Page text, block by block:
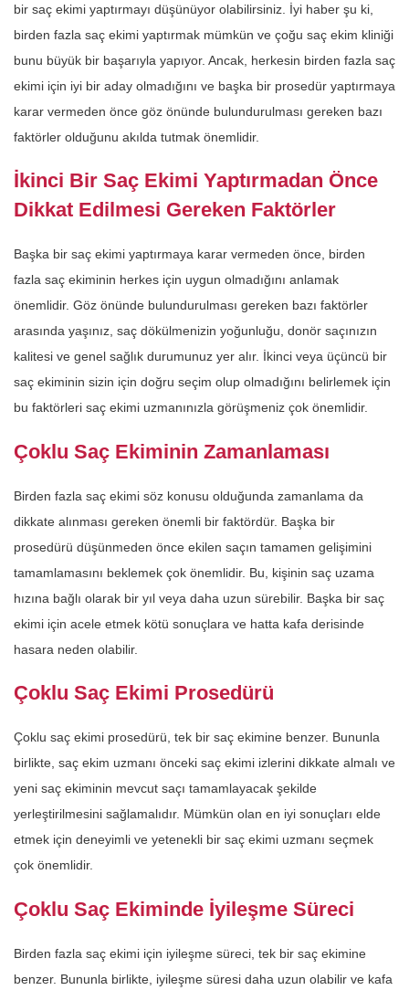
bir saç ekimi yaptırmayı düşünüyor olabilirsiniz. İyi haber şu ki,
birden fazla saç ekimi yaptırmak mümkün ve çoğu saç ekim kliniği
bunu büyük bir başarıyla yapıyor. Ancak, herkesin birden fazla saç
ekimi için iyi bir aday olmadığını ve başka bir prosedür yaptırmaya
karar vermeden önce göz önünde bulundurulması gereken bazı
faktörler olduğunu akılda tutmak önemlidir.
İkinci Bir Saç Ekimi Yaptırmadan Önce
Dikkat Edilmesi Gereken Faktörler
Başka bir saç ekimi yaptırmaya karar vermeden önce, birden
fazla saç ekiminin herkes için uygun olmadığını anlamak
önemlidir. Göz önünde bulundurulması gereken bazı faktörler
arasında yaşınız, saç dökülmenizin yoğunluğu, donör saçınızın
kalitesi ve genel sağlık durumunuz yer alır. İkinci veya üçüncü bir
saç ekiminin sizin için doğru seçim olup olmadığını belirlemek için
bu faktörleri saç ekimi uzmanınızla görüşmeniz çok önemlidir.
Çoklu Saç Ekiminin Zamanlaması
Birden fazla saç ekimi söz konusu olduğunda zamanlama da
dikkate alınması gereken önemli bir faktördür. Başka bir
prosedürü düşünmeden önce ekilen saçın tamamen gelişimini
tamamlamasını beklemek çok önemlidir. Bu, kişinin saç uzama
hızına bağlı olarak bir yıl veya daha uzun sürebilir. Başka bir saç
ekimi için acele etmek kötü sonuçlara ve hatta kafa derisinde
hasara neden olabilir.
Çoklu Saç Ekimi Prosedürü
Çoklu saç ekimi prosedürü, tek bir saç ekimine benzer. Bununla
birlikte, saç ekim uzmanı önceki saç ekimi izlerini dikkate almalı ve
yeni saç ekiminin mevcut saçı tamamlayacak şekilde
yerleştirilmesini sağlamalıdır. Mümkün olan en iyi sonuçları elde
etmek için deneyimli ve yetenekli bir saç ekimi uzmanı seçmek
çok önemlidir.
Çoklu Saç Ekiminde İyileşme Süreci
Birden fazla saç ekimi için iyileşme süreci, tek bir saç ekimine
benzer. Bununla birlikte, iyileşme süresi daha uzun olabilir ve kafa